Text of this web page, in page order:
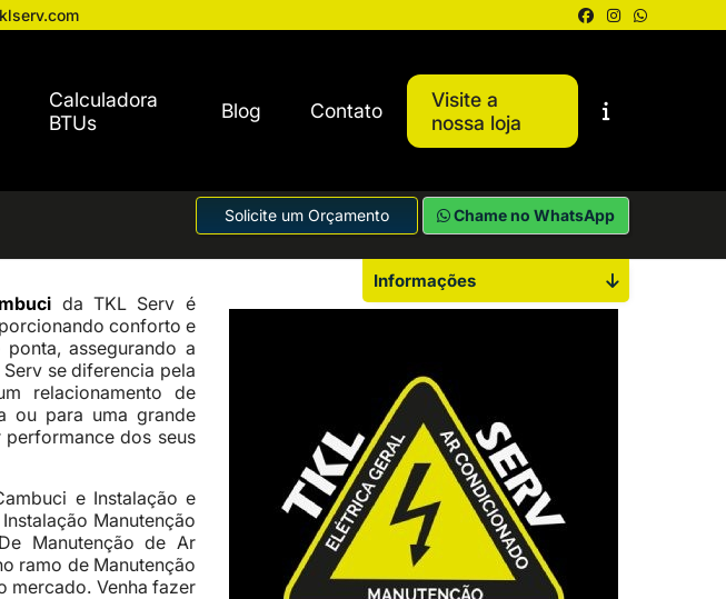
Calculadora
BTUs
Blog Contato
Visite a
nossa loja
Solicite um Orçamento Chame no WhatsApp
da TKL Serv é
conforto e
assegurando a
se diferencia pela
relacionamento de
ou para uma grande
dos seus
e Instalação e
Manutenção
Manutenção de Ar
ramo de Manutenção
mercado. Venha fazer
Informações